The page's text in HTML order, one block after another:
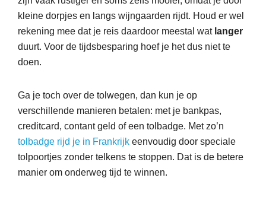
kleine dorpjes en langs wijngaarden rijdt. Houd er wel
rekening mee dat je reis daardoor meestal wat langer
duurt. Voor de tijdsbesparing hoef je het dus niet te
doen.
Ga je toch over de tolwegen, dan kun je op
verschillende manieren betalen: met je bankpas,
creditcard, contant geld of een tolbadge. Met zo’n
tolbadge rijd je in Frankrijk eenvoudig door speciale
tolpoortjes zonder telkens te stoppen. Dat is de betere
manier om onderweg tijd te winnen.